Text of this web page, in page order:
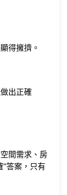
得擁擠。
出正確
間需求、房
答案，只有